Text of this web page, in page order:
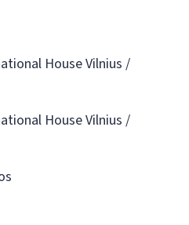
House Vilnius /
House Vilnius /